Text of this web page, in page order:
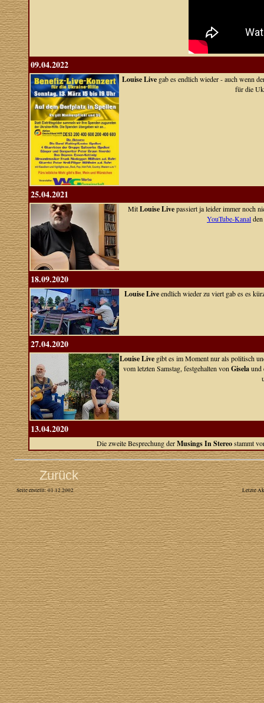
09.04.2022
Louise Live gab es endlich wieder - auch wenn
für die
25.04.2021
MitLouise Livepassiert ja leider immer noch
YouTube-Kanal
18.09.2020
Louise Liveendlich wieder zu viert gab es es
27.04.2020
Louise Live gibt es im Moment nur als politisch
vom letzten Samstag, festgehalten von Giselaund
13.04.2020
Die zweite Besprechung derMusings In Stereostammt
Zurück
Seite erstellt: 01.12.2002 Letzte